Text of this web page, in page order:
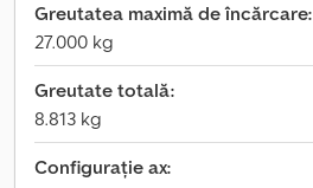
Greutatea maximă de încărcare:
27.000 kg
Greutate totală:
8.813 kg
Configurație ax: